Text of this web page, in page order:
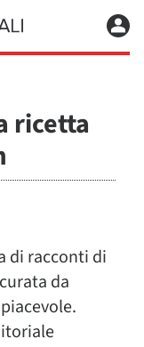
ricetta
di racconti di
da